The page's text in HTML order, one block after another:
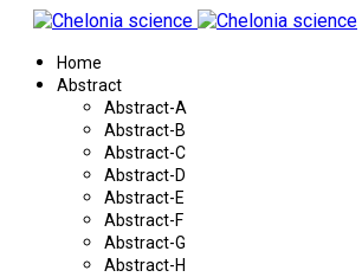
Home
Abstract
Abstract-A
Abstract-B
Abstract-C
Abstract-D
Abstract-E
Abstract-F
Abstract-G
Abstract-H